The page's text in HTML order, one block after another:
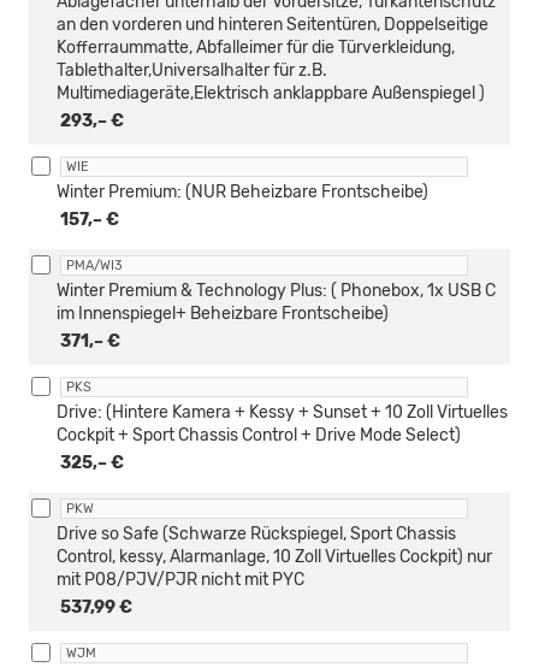
293,– €
an den vorderen und hinteren Seitentüren, Doppelseitige
Kofferraummatte, Abfalleimer für die Türverkleidung,
Tablethalter,Universalhalter für z.B.
Multimediageräte,Elektrisch anklappbare Außenspiegel )
WIE
157,– €
Winter Premium: (NUR Beheizbare Frontscheibe)
PMA/WI3
371,– €
Winter Premium & Technology Plus: ( Phonebox, 1x USB C
im Innenspiegel+ Beheizbare Frontscheibe)
PKS
325,– €
Drive: (Hintere Kamera + Kessy + Sunset + 10 Zoll Virtuelles
Cockpit + Sport Chassis Control + Drive Mode Select)
PKW
537,99 €
Drive so Safe (Schwarze Rückspiegel, Sport Chassis
Control, kessy, Alarmanlage, 10 Zoll Virtuelles Cockpit) nur
mit P08/PJV/PJR nicht mit PYC
WJM